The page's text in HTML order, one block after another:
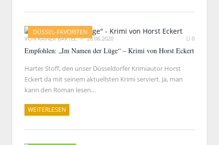
DÜSSEL-FAVORITEN
VONRAINER BARTEL 26.06.2020 0
Empfohlen: „Im Namen der Lüge“ – Krimi von Horst Eckert
Harter Stoff, den unser Düsseldorfer Krimiautor Horst
Eckert da mit seinem aktuellsten Krimi serviert. Ja, man
kann den Roman lesen…
WEITERLESEN